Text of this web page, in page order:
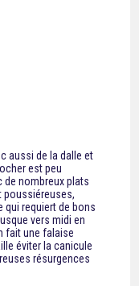
aussi de la dalle et
est peu
de nombreux plats
poussiéreuses,
qui requiert de bons
vers midi en
fait une falaise
éviter la canicule
résurgences